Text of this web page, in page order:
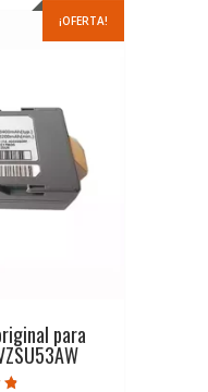
¡OFERTA!
para